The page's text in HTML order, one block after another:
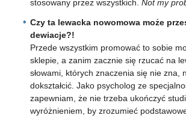
stosowany przez wszystkich. Not my
Czy ta lewacka nowomowa może
dewiacje?!
Przede wszystkim promować to sobie
sklepie, a zanim zacznie się rzucać na
słowami, których znaczenia się nie zna,
dokształcić. Jako psycholog ze
zapewniam, że nie trzeba ukończyć
wyróżnieniem, by zrozumieć